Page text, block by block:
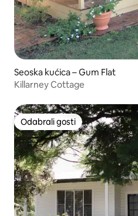
Seoska kućica – Gum Flat
Killarney Cottage
Odabrali gosti
Odabrali gosti